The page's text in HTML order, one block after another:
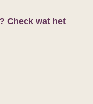
Check wat het